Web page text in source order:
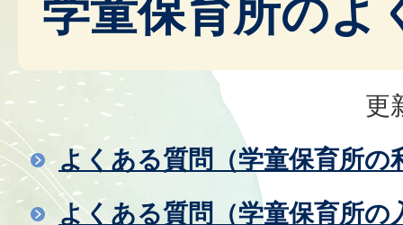
学童保育所のよ
更
よくある質問（学童保育所の
よくある質問（学童保育所の